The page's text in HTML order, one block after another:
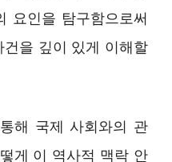
요인을 탐구함으로써
을 깊이 있게 이해할
해 국제 사회와의 관
게 이 역사적 맥락 안